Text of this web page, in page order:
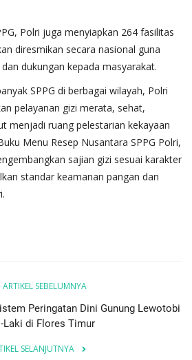
Polri juga menyiapkan 264 fasilitas
diresmikan secara nasional guna
dukungan kepada masyarakat.
SPPG di berbagai wilayah, Polri
pelayanan gizi merata, sehat,
menjadi ruang pelestarian kekayaan
Menu Resep Nusantara SPPG Polri,
sajian gizi sesuai karakter
standar keamanan pangan dan
ARTIKEL SEBELUMNYA
Peringatan Dini Gunung Lewotobi
Laki di Flores Timur
SELANJUTNYA